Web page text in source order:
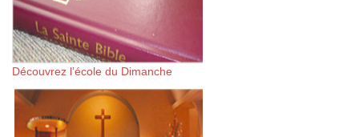
Découvrez l’école du Dimanche